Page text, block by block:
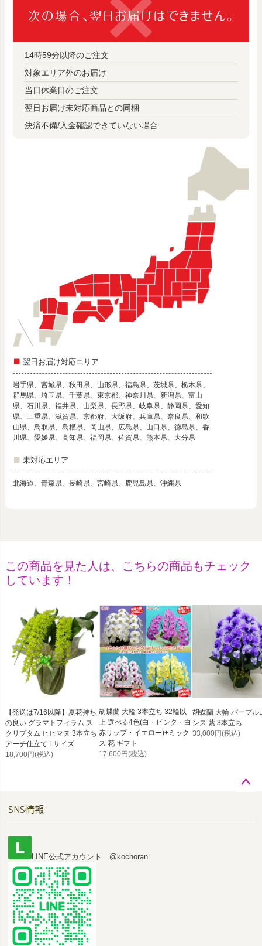
14時59分以降のご注文
対象エリア外のお届け
当日休業日のご注文
翌日お届け未対応商品との同梱
決済不備/入金確認できていない場合
翌日お届け対応エリア
岩手県、宮城県、秋田県、山形県、福島県、茨城県、栃木県、
群馬県、埼玉県、千葉県、東京都、神奈川県、新潟県、富山
県、石川県、福井県、山梨県、長野県、岐阜県、静岡県、愛知
県、三重県、滋賀県、京都府、大阪府、兵庫県、奈良県、和歌
山県、鳥取県、島根県、岡山県、広島県、山口県、徳島県、香
川県、愛媛県、高知県、福岡県、佐賀県、熊本県、大分県
未対応エリア
北海道、青森県、長崎県、宮崎県、鹿児島県、沖縄県
この商品を見た人は、こちらの商品もチェック
しています！
【発送は7/16以降】夏花持ち
の良い グラマトフィラム ス
クリプタム ヒヒマヌ 3本立ち
アーチ仕立て Lサイズ
18,700円(税込)
胡蝶蘭 大輪 3本立ち 32輪以
上 選べる4色(白・ピンク・白
赤リップ・イエロー)+ミック
ス 花 ギフト
17,600円(税込)
胡蝶蘭 大輪 パープル
ンス 紫 3本立ち
33,000円(税込)
ップ
SNS情報
LINE公式アカウント @kochoran